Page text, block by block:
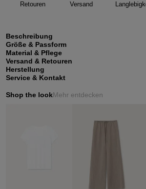
Retouren
Versand
Beschreibung
Größe & Passform
Material & Pflege
Versand & Retouren
Herstellung
Service & Kontakt
Shop the lookMehr entdecken